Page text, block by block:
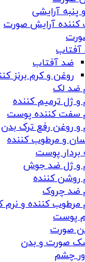
پنبه آرایشی
کننده آرایش صورت
ضد آفتاب
روغن و کرم برنز
ضد لک
و ژل ترمیم کننده
سفت کننده پوست
و روغن رفع ترک بدن
و مرطوب کننده
بردار پوست
و ژل ضد جوش
روشن کننده
ضد چروک
مرطوب کننده و نرم
پوست
صورت
صورت و بدن
چشم